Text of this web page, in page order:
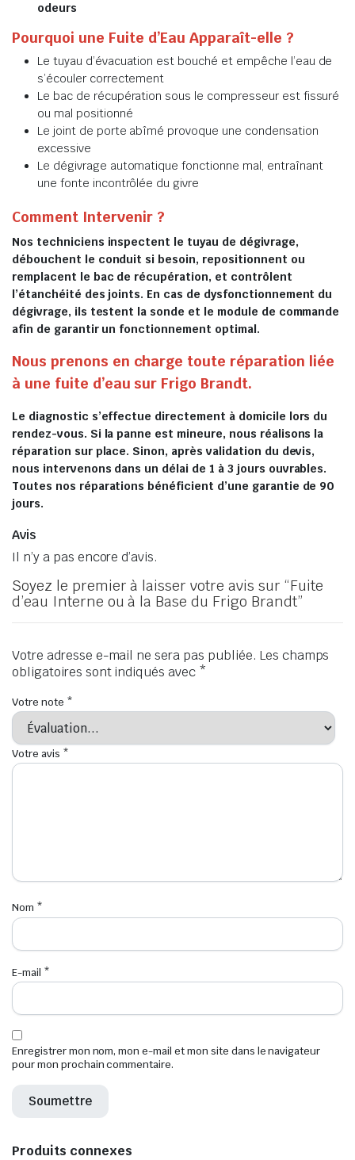
odeurs
Pourquoi une Fuite d’Eau Apparaît-elle ?
Le tuyau d’évacuation est bouché et empêche l’eau de
s’écouler correctement
Le bac de récupération sous le compresseur est fissuré
ou mal positionné
Le joint de porte abîmé provoque une condensation
excessive
Le dégivrage automatique fonctionne mal, entraînant
une fonte incontrôlée du givre
Comment Intervenir ?
Nos techniciens inspectent le tuyau de dégivrage,
débouchent le conduit si besoin, repositionnent ou
remplacent le bac de récupération, et contrôlent
l’étanchéité des joints. En cas de dysfonctionnement du
dégivrage, ils testent la sonde et le module de commande
afin de garantir un fonctionnement optimal.
Nous prenons en charge toute réparation liée
à une fuite d’eau sur Frigo Brandt.
Le diagnostic s’effectue directement à domicile lors du
rendez-vous. Si la panne est mineure, nous réalisons la
réparation sur place. Sinon, après validation du devis,
nous intervenons dans un délai de 1 à 3 jours ouvrables.
Toutes nos réparations bénéficient d’une garantie de 90
jours.
Avis
Il n’y a pas encore d’avis.
Soyez le premier à laisser votre avis sur “Fuite
d’eau Interne ou à la Base du Frigo Brandt”
Votre adresse e-mail ne sera pas publiée. Les champs
obligatoires sont indiqués avec *
Votre note *
Votre avis *
Nom *
E-mail *
Enregistrer mon nom, mon e-mail et mon site dans le navigateur
pour mon prochain commentaire.
Produits connexes